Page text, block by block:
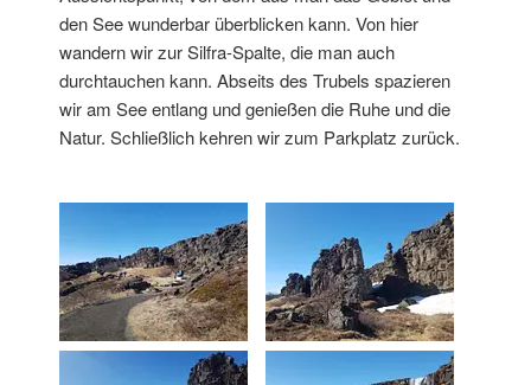
den See wunderbar überblicken kann. Von hier
wandern wir zur Silfra-Spalte, die man auch
durchtauchen kann. Abseits des Trubels spazieren
wir am See entlang und genießen die Ruhe und die
Natur. Schließlich kehren wir zum Parkplatz zurück.